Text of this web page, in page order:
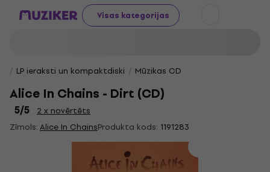
Visas kategorijas
LP ieraksti un kompaktdiski Mūzikas CD
Alice In Chains - Dirt (CD)
5/5
2 x novērtēts
Zīmols:Alice In ChainsProdukta kods: 1191283